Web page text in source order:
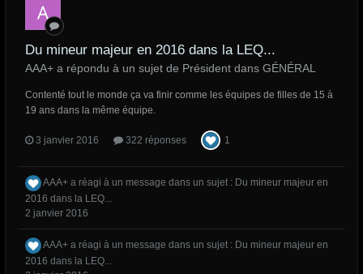
Du mineur majeur en 2016 dans la LEQ...
AAA+ a répondu à un sujet de Président dans GÉNÉRAL
Contenté tout le monde ça va finir comme les équipes de filles de 15 à
19 ans dans la même équipe.
3 janvier 2016 322 réponses 1
AAA+ a réagi à un message dans un sujet : Du mineur majeur en
2016 dans la LEQ...
2 janvier 2016
AAA+ a réagi à un message dans un sujet : Du mineur majeur en
2016 dans la LEQ...